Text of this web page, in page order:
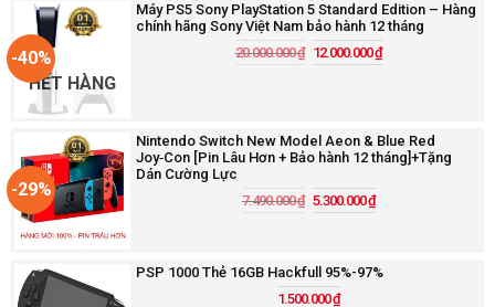
-40%
HẾT HÀNG
Máy PS5 Sony PlayStation 5 Standard Edition – Hàng
chính hãng Sony Việt Nam bảo hành 12 tháng
20.000.000₫ 12.000.000₫
-29%
Nintendo Switch New Model Aeon & Blue Red
Joy‑Con [Pin Lâu Hơn + Bảo hành 12 tháng]+Tặng
Dán Cường Lực
7.490.000₫ 5.300.000₫
PSP 1000 Thẻ 16GB Hackfull 95%-97%
1.500.000₫